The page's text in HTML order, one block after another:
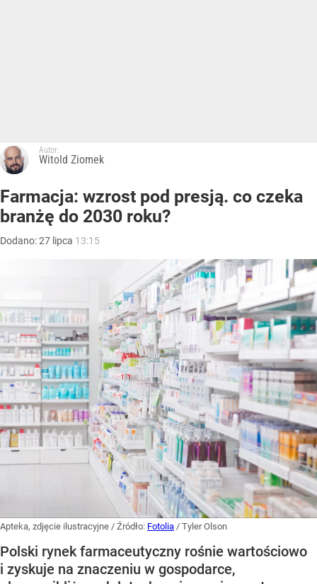
Autor:
Witold Ziomek
Farmacja: wzrost pod presją. co czeka
branżę do 2030 roku?
Dodano:27 lipca 13:15
Apteka, zdjęcie ilustracyjne / Źródło: Fotolia / Tyler Olson
Polski rynek farmaceutyczny rośnie wartościowo
i zyskuje na znaczeniu w gospodarce,